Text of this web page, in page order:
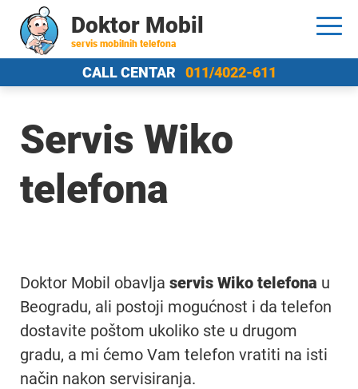
Doktor Mobil
servis mobilnih telefona
CALL CENTAR 011/4022-611
Servis Wiko
telefona
Doktor Mobil obavlja servis Wiko telefona u
Beogradu, ali postoji mogućnost i da telefon
dostavite poštom ukoliko ste u drugom
gradu, a mi ćemo Vam telefon vratiti na isti
način nakon servisiranja.